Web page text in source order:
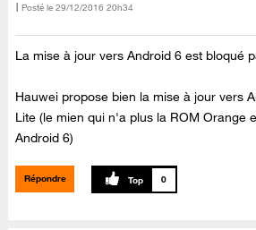
Posté le ‎29/12/2016 20h34
La mise à jour vers Android 6 est bloqué
Hauwei propose bien la mise à jour vers
Lite (le mien qui n'a plus la ROM Orange
Android 6)
Répondre 0